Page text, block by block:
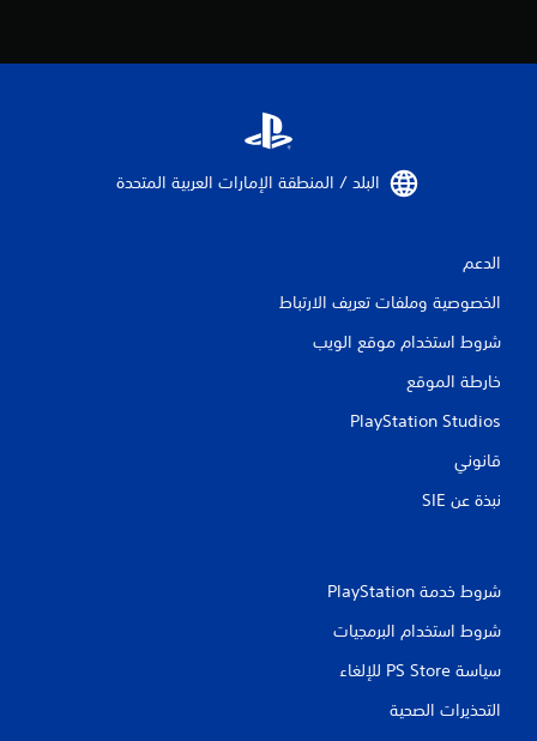
البلد / المنطقة الإمارات العربية المتحدة‏
الدعم
الخصوصية وملفات تعريف الارتباط
شروط استخدام موقع الويب
خارطة الموقع
PlayStation Studios
قانوني
نبذة عن SIE‏
شروط خدمة PlayStation‏
شروط استخدام البرمجيات
سياسة PS Store للإلغاء
التحذيرات الصحية